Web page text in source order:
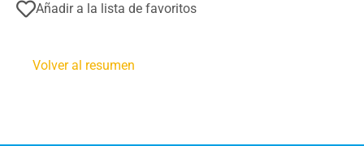
Añadir a la lista de favoritos
Volver al resumen